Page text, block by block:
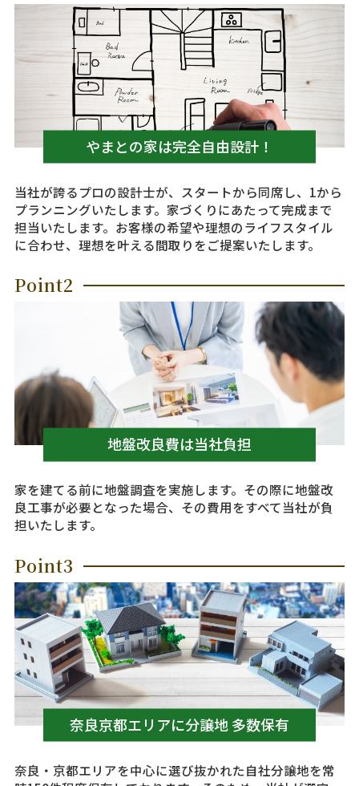
やまとの家は完全自由設計！
当社が誇るプロの設計士が、スタートから同席し、1から
プランニングいたします。家づくりにあたって完成まで
担当いたします。お客様の希望や理想のライフスタイル
に合わせ、理想を叶える間取りをご提案いたします。
Point2
地盤改良費は当社負担
家を建てる前に地盤調査を実施します。その際に地盤改
良工事が必要となった場合、その費用をすべて当社が負
担いたします。
Point3
奈良京都エリアに分譲地 多数保有
奈良・京都エリアを中心に選び抜かれた自社分譲地を常